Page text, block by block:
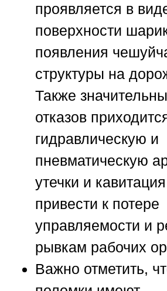
проявляется в
поверхности
появления
структуры на
Также
отказов
гидравлическую и
пневматическую
утечки и
привести к потере
управляемости и
рывкам рабочих
Важно отметить,